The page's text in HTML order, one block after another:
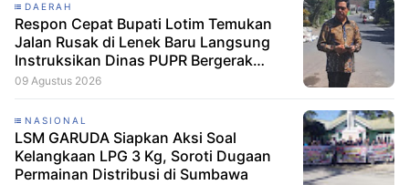
DAERAH
Respon Cepat Bupati Lotim Temukan
Jalan Rusak di Lenek Baru Langsung
Instruksikan Dinas PUPR Bergerak
Cepat
09 Agustus 2026
NASIONAL
LSM GARUDA Siapkan Aksi Soal
Kelangkaan LPG 3 Kg, Soroti Dugaan
Permainan Distribusi di Sumbawa